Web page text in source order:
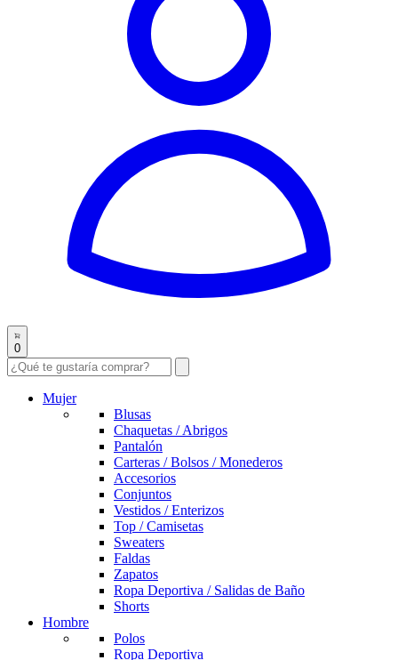
0
Mujer
Blusas
Chaquetas / Abrigos
Pantalón
Carteras / Bolsos / Monederos
Accesorios
Conjuntos
Vestidos / Enterizos
Top / Camisetas
Sweaters
Faldas
Zapatos
Ropa Deportiva / Salidas de Baño
Shorts
Hombre
Polos
Ropa Deportiva